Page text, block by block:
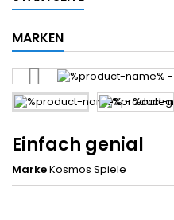
MARKEN
Einfach genial
MarkeKosmos Spiele